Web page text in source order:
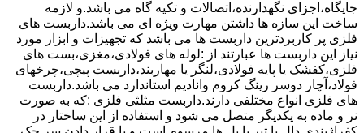
جایگاه،اجزای نگهدارنده،اتصالات و تکیه گاه می باشد.و لازمه
ساخت این سازه ها داشتن مهارت ویژه ای می باشد.داربست های
فلزی پر کاربردترین داربست ها می باشد که تجهیزات و ابزار مورد
نیاز این داربست ها عبارتند از :لوله های فولادی،مغزی،بست های
فلزی،کفشک یا پایه فولادی،لنگر یا مهاربند،داربست پیچی،چرخهای
فولاد،آچار دوسر رینگ کروم وانادیم استاندارد می باشد.داربست
های فلزی انواع مختلفی دارند.داربست مثلثی فلزی :که به صورت
نر و ماده به یکدیگر متصل می شود و استفاده از این ساختار در